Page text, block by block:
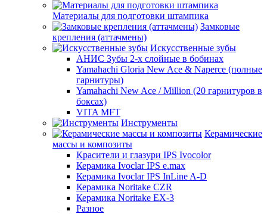
Материалы для подготовки штампика
Замковые
крепления (аттачмены)
Искусственные зубы
АНИС Зубы 2-х слойные в бобинах
Yamahachi Gloria New Ace & Naperce (полные
гарнитуры)
Yamahachi New Ace / Million (20 гарнитуров в
боксах)
VITA MFT
Инструменты
Керамические
массы и композиты
Красители и глазури IPS Ivocolor
Керамика Ivoclar IPS e.max
Керамика Ivoclar IPS InLine A-D
Керамика Noritake CZR
Керамика Noritake EX-3
Разное